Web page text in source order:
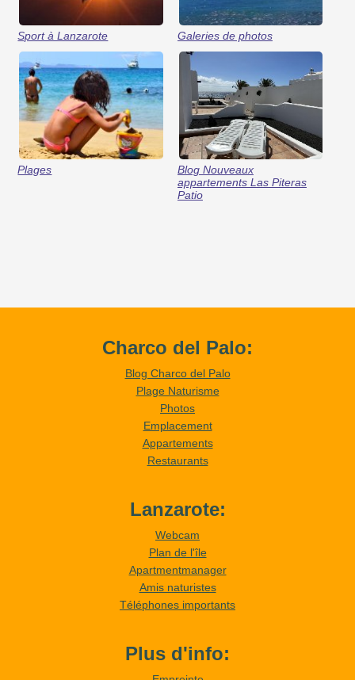
Sport à Lanzarote Galeries de photos
Plages
Blog Nouveaux
appartements Las Piteras
Patio
Charco del Palo:
Blog Charco del Palo
Plage Naturisme
Photos
Emplacement
Appartements
Restaurants
Lanzarote:
Webcam
Plan de l'île
Apartmentmanager
Amis naturistes
Téléphones importants
Plus d'info: